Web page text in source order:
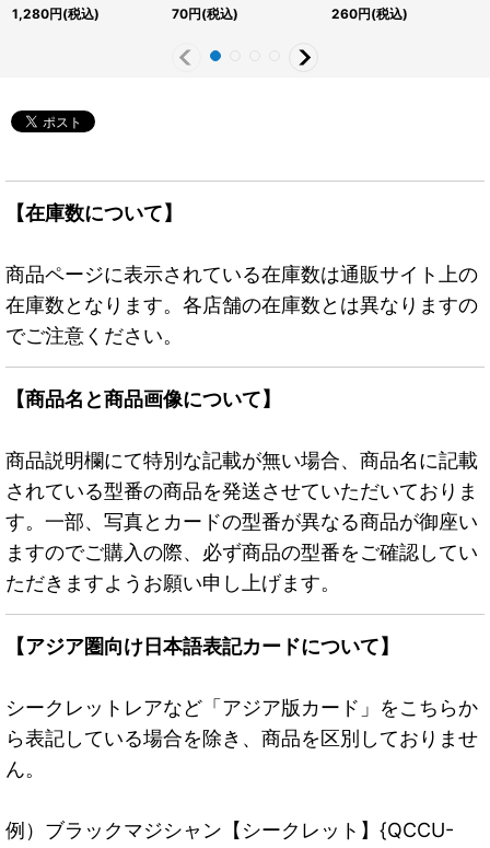
ター》
1,280円(税込)
{DBJH-JP001}《モンス
ター》
70円(税込)
JP005}《モンスター》
260円(税込)
【在庫数について】
商品ページに表示されている在庫数は通販サイト上の
在庫数となります。各店舗の在庫数とは異なりますの
でご注意ください。
【商品名と商品画像について】
商品説明欄にて特別な記載が無い場合、商品名に記載
されている型番の商品を発送させていただいておりま
す。一部、写真とカードの型番が異なる商品が御座い
ますのでご購入の際、必ず商品の型番をご確認してい
ただきますようお願い申し上げます。
【アジア圏向け日本語表記カードについて】
シークレットレアなど「アジア版カード」をこちらか
ら表記している場合を除き、商品を区別しておりませ
ん。
例）ブラックマジシャン【シークレット】{QCCU-